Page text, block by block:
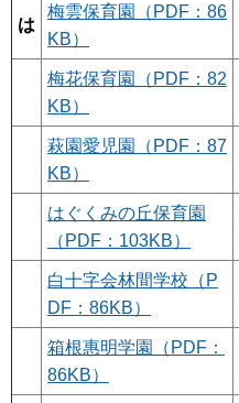
は
梅雲保育園（PDF：86
KB）
梅花保育園（PDF：82
KB）
萩園愛児園（PDF：87
KB）
はぐくみの丘保育園
（PDF：103KB）
白十字会林間学校（P
DF：86KB）
箱根惠明学園（PDF：
86KB）